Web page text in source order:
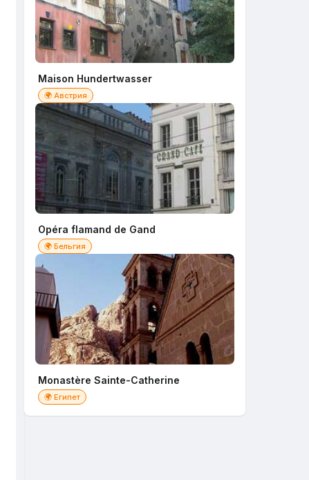
Maison Hundertwasser
🌍 Австрия
Opéra flamand de Gand
🌍 Бельгия
Monastère Sainte-Catherine
🌍 Египет